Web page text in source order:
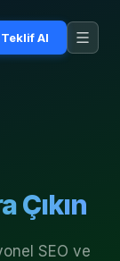
Teklif Al
Çıkın
SEO ve